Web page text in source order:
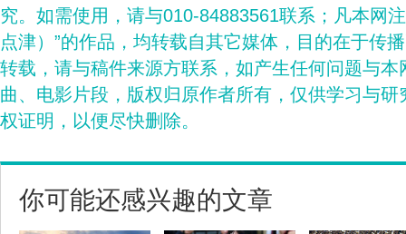
究。如需使用，请与010-84883561联系；凡本网
点津）”的作品，均转载自其它媒体，目的在于传
转载，请与稿件来源方联系，如产生任何问题与
曲、电影片段，版权归原作者所有，仅供学习与
权证明，以便尽快删除。
你可能还感兴趣的文章